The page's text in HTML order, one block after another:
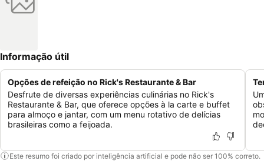
Informação útil
Opções de refeição no Rick's Restaurante & Bar
Desfrute de diversas experiências culinárias no Rick's
Restaurante & Bar, que oferece opções à la carte e buffet
para almoço e jantar, com um menu rotativo de delícias
brasileiras como a feijoada.
Este resumo foi criado por inteligência artificial e pode não ser 100% correto.